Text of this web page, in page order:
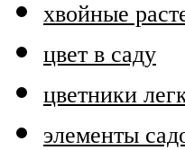
хвойные
цвет в саду
цветники
элементы